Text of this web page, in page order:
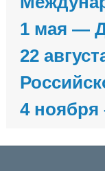
1 мая —
22
4 ноября